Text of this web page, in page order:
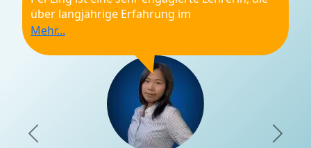
über langjährige Erfahrung im
Sprachunterricht verfügt. Sie geht weit über
das reine Vermitteln von Grammatik und
Vokabeln hinaus: In ihrem Unterricht teilt sie
wertvolles kulturelles Wissen und spannende
Einblicke in die Geschichte.
Mit viel Kreativität bringt sie die Sprache durch
Geschichten, Gedichte und lebendige Beispiele
näher und sorgt so dafür, dass Lernen nicht
Previous